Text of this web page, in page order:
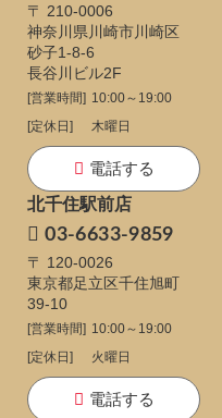
〒 210-0006
神奈川県川崎市川崎区
砂子1-8-6
長谷川ビル2F
[営業時間] 10:00～19:00
[定休日]
木曜日
電話する
北千住駅前店
03-6633-9859
〒 120-0026
東京都足立区千住旭町
39-10
[営業時間] 10:00～19:00
[定休日]
火曜日
電話する